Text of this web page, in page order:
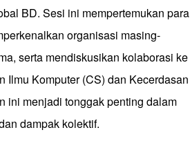
BD. Sesi ini mempertemukan para
organisasi masing-
serta mendiskusikan kolaborasi ke
Ilmu Komputer (CS) dan Kecerdasan
ini menjadi tonggak penting dalam
dampak kolektif.